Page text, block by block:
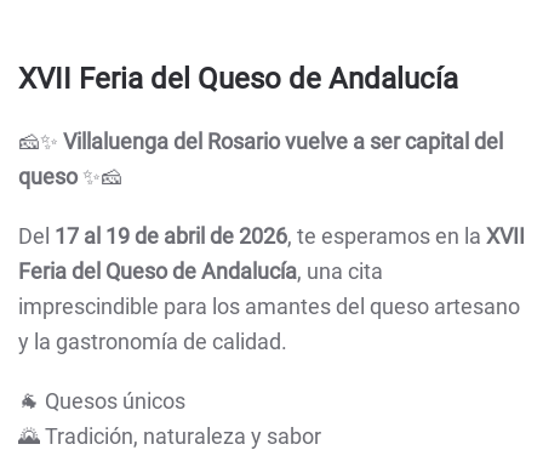
XVII Feria del Queso de Andalucía
🧀✨ Villaluenga del Rosario vuelve a ser capital del
queso✨🧀
Del 17 al 19 de abril de 2026, te esperamos en la XVII
Feria del Queso de Andalucía, una cita
imprescindible para los amantes del queso artesano
y la gastronomía de calidad.
🐐 Quesos únicos
🌄 Tradición, naturaleza y sabor